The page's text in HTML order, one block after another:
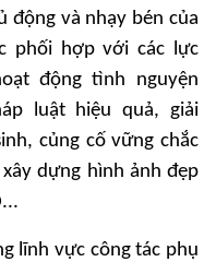
động và nhạy bén của
phối hợp với các lực
động tình nguyện
luật hiệu quả, giải
củng cố vững chắc
dựng hình ảnh đẹp
lĩnh vực công tác phụ